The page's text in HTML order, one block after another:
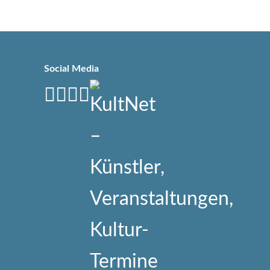
Social Media